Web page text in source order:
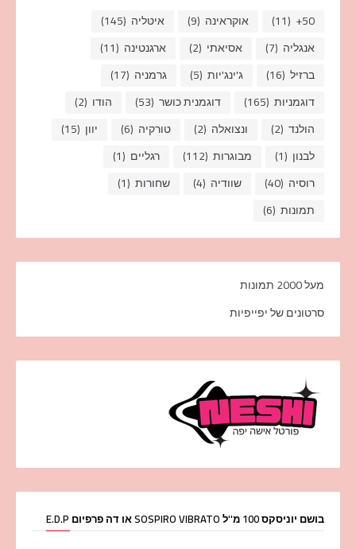
50+
(11) אוקראינה (9) איטליה (145)
אנגליה (7) אסיאתי (2) ארגנטינה (11)
ברזיל (16) ג'ינג'יות (5) גרמניה (17)
דוגמניות (165) דוגמנית כושר (53) הודו (2)
הולנד (2) ונצואלה (2) טורקיה (6) יוון (15)
לבנון (1) מבוגרות (112) רגליים (1)
רוסיה (40) שוודיה (4) שחורות (1)
תמונות (6)
מעל 2000 תמונות
סרטונים של יפייפיות
בושם יוניסקס 100 מ''ל SOSPIRO VIBRATO או דה פרפיום E.D.P